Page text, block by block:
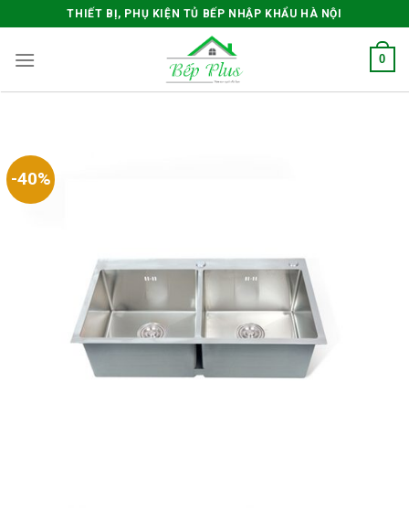
to
content
THIẾT BỊ, PHỤ KIỆN TỦ BẾP NHẬP KHẨU HÀ NỘI
0
-40%